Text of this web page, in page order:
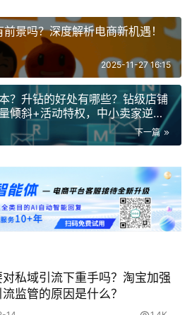
景吗？深度解析电商新机遇！
2025-11-27 16:15
？升钻的好处有哪些？钻级店铺
倾斜+活动特权，中小卖家逆袭
下一篇
私域引流下重手吗？淘宝加强
监管的原因是什么？